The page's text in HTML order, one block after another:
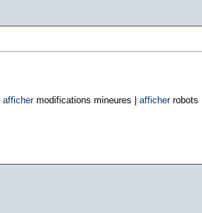
affichermodifications mineures | afficherrobots |